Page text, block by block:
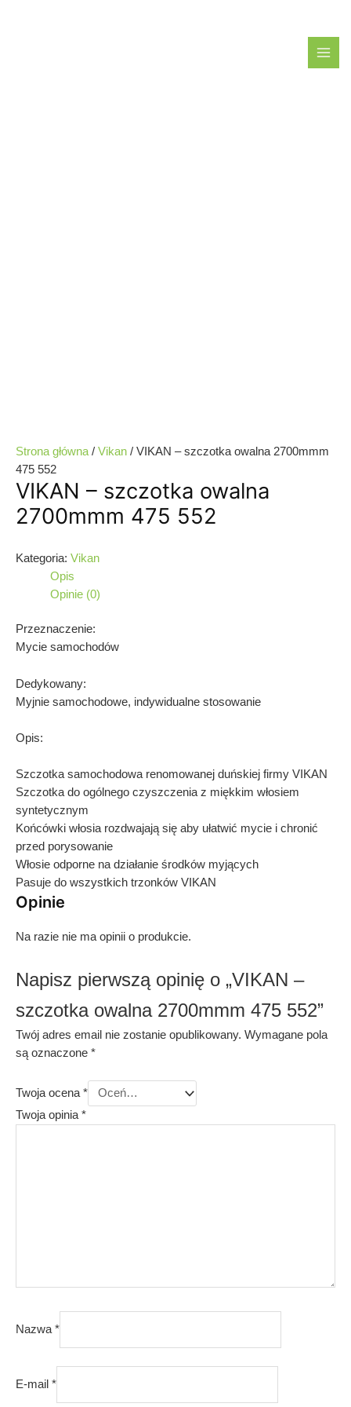
Strona główna / Vikan / VIKAN – szczotka owalna 2700mmm
475 552
VIKAN – szczotka owalna
2700mmm 475 552
Kategoria: Vikan
Opis
Opinie (0)
Przeznaczenie:
Mycie samochodów
Dedykowany:
Myjnie samochodowe, indywidualne stosowanie
Opis:
Szczotka samochodowa renomowanej duńskiej firmy VIKAN
Szczotka do ogólnego czyszczenia z miękkim włosiem
syntetycznym
Końcówki włosia rozdwajają się aby ułatwić mycie i chronić
przed porysowanie
Włosie odporne na działanie środków myjących
Pasuje do wszystkich trzonków VIKAN
Opinie
Na razie nie ma opinii o produkcie.
Napisz pierwszą opinię o „VIKAN –
szczotka owalna 2700mmm 475 552”
Twój adres email nie zostanie opublikowany. Wymagane pola
są oznaczone *
Twoja ocena*
Twoja opinia *
Nazwa *
E-mail *